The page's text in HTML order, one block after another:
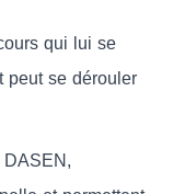
qui lui se
peut se dérouler